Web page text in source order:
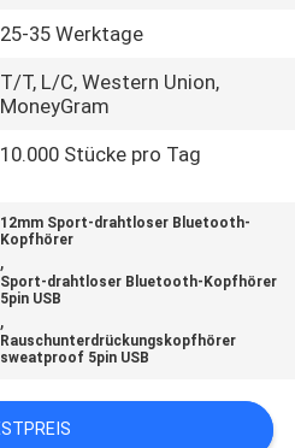
25-35 Werktage
T/T, L/C, Western Union,
MoneyGram
10.000 Stücke pro Tag
12mm Sport-drahtloser Bluetooth-
Kopfhörer
,
Sport-drahtloser Bluetooth-Kopfhörer
5pin USB
,
Rauschunterdrückungskopfhörer
sweatproof 5pin USB